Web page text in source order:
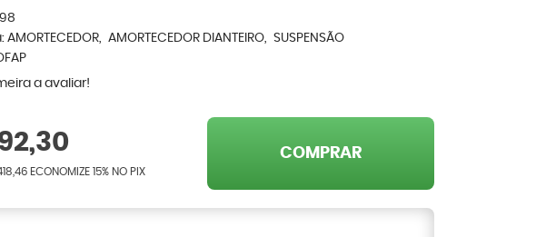
AMORTECEDOR AMORTECEDOR DIANTEIRO
SUSPENSÃO
a avaliar!
ECONOMIZE 15% NO PIX
COMPRAR